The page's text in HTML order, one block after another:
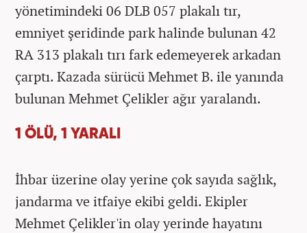
yönetimindeki 06 DLB 057 plakalı tır,
emniyet şeridinde park halinde bulunan 42
RA 313 plakalı tırı fark edemeyerek arkadan
çarptı. Kazada sürücü Mehmet B. ile yanında
bulunan Mehmet Çelikler ağır yaralandı.
1 ÖLÜ, 1 YARALI
İhbar üzerine olay yerine çok sayıda sağlık,
jandarma ve itfaiye ekibi geldi. Ekipler
Mehmet Çelikler'in olay yerinde hayatını